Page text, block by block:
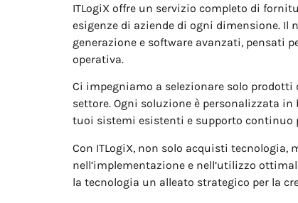
ITLogiX offre un servizio completo di
esigenze di aziende di ogni dimensione.
generazione e software avanzati, pensati
operativa.
Ci impegniamo a selezionare solo
settore. Ogni soluzione è personalizzata
tuoi sistemi esistenti e supporto continuo
Con ITLogiX, non solo acquisti
nell’implementazione e nell’utilizzo
la tecnologia un alleato strategico per la